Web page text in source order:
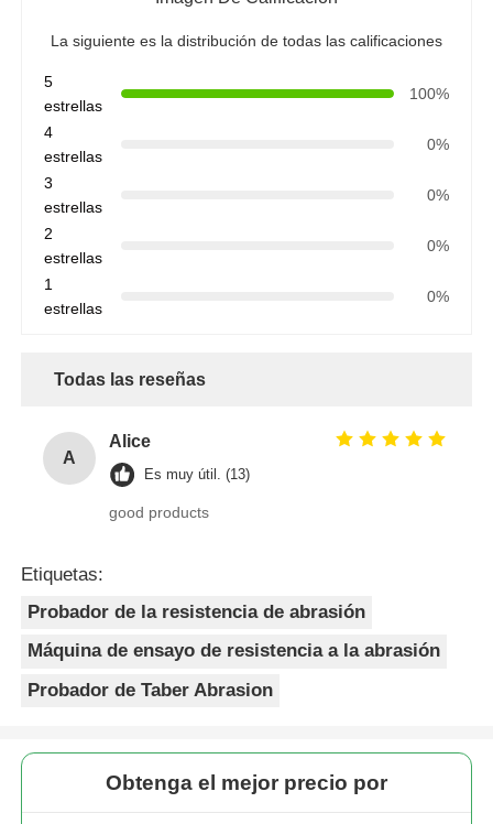
La siguiente es la distribución de todas las calificaciones
5
estrellas
100%
4
estrellas
0%
3
estrellas
0%
2
estrellas
0%
1
estrellas
0%
Todas las reseñas
A
Alice
Es muy útil. (13)
good products
Etiquetas:
Probador de la resistencia de abrasión
Máquina de ensayo de resistencia a la abrasión
Probador de Taber Abrasion
Obtenga el mejor precio por